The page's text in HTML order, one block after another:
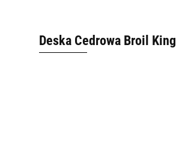
Deska Cedrowa Broil King